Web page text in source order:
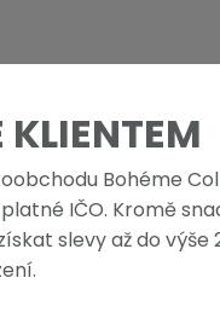
KLIENTEM
Bohéme
IČO. Kromě
slevy až do výše